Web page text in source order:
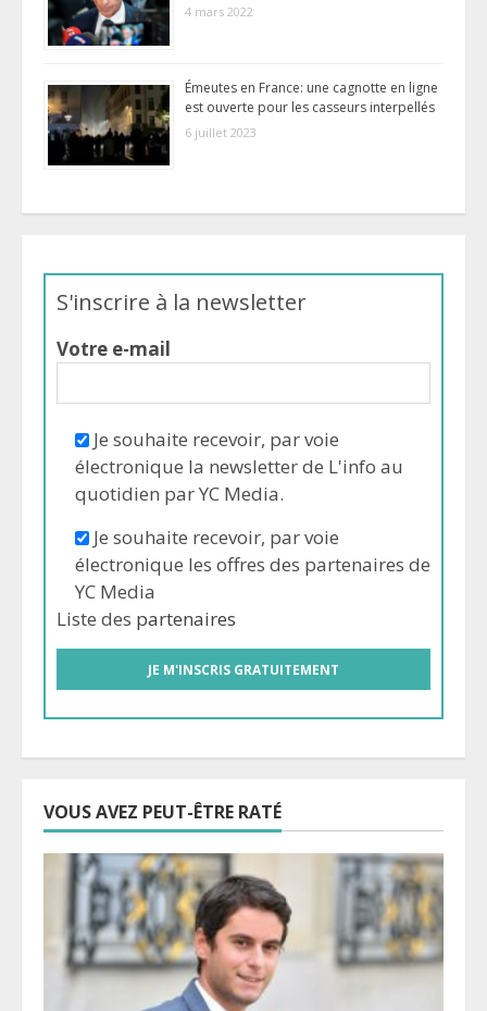
4 mars 2022
Émeutes en France: une cagnotte en ligne
est ouverte pour les casseurs interpellés
6 juillet 2023
S'inscrire à la newsletter
Votre e-mail
Je souhaite recevoir, par voie
électronique la newsletter de L'info au
quotidien par YC Media.
Je souhaite recevoir, par voie
électronique les offres des partenaires de
YC Media
Liste des partenaires
VOUS AVEZ PEUT-ÊTRE RATÉ